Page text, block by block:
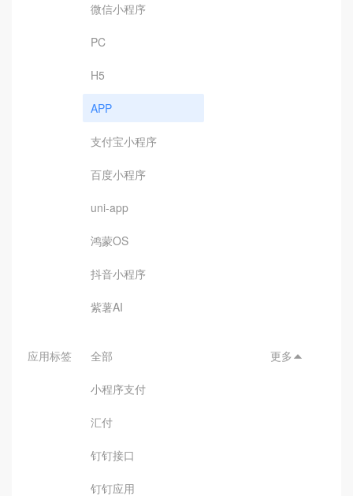
微信小程序
PC
H5
APP
支付宝小程序
百度小程序
uni-app
鸿蒙OS
抖音小程序
紫薯AI
应用标签 全部
小程序支付
汇付
钉钉接口
钉钉应用
更多 